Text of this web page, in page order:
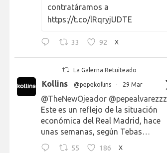
contratáramos a
https://t.co/lRqryjUDTE
33 92 X
La Galerna Retuiteado
Kollins @pepekollins · 29 Mar
@TheNewOjeador @pepealvarezzz
Este es un reflejo de la situación
económica del Real Madrid, hace
unas semanas, según Tebas…
55 186 X